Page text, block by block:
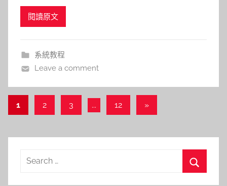
閱讀原文
系統教程
Leave a comment
文
導
1 2 3 ... 12
Next
»
Search